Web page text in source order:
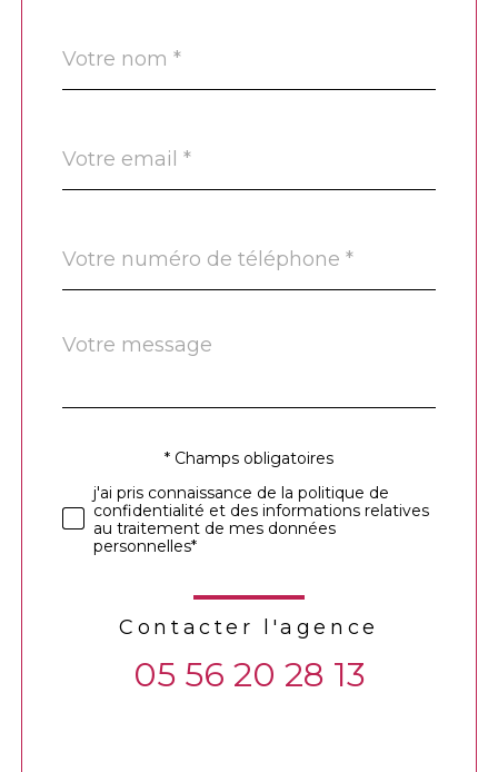
par
*
*
*
Fieldset
défaut
Message
*
Validation* Champs obligatoires
j'ai pris connaissance de la politique de
confidentialité et des informations relatives
au traitement de mes données
personnelles*
Contacter l'agence
05 56 20 28 13